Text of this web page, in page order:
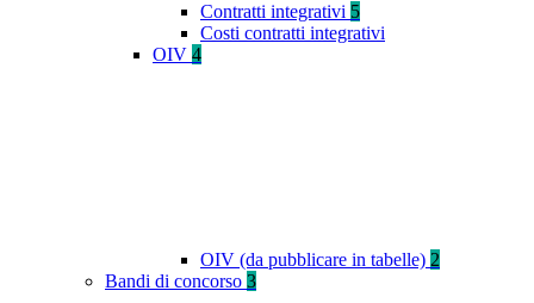
Contratti integrativi 5
Costi contratti integrativi
OIV 4
OIV (da pubblicare in tabelle) 2
Bandi di concorso 3